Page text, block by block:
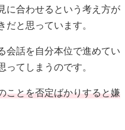
に合わせるという考え方が
と思っています。
会話を自分本位で進めてい
てしまうのです。
ことを否定ばかりすると嫌